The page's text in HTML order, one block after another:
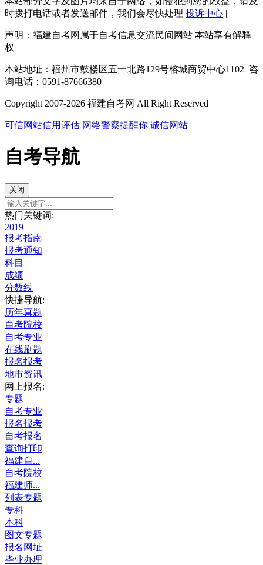
时拨打电话或者发送邮件，我们会尽快处理 投诉中心 |
声明：福建自考网属于自考信息交流民间网站 本站享有解释
权
本站地址：福州市鼓楼区五一北路129号榕城商贸中心1102 咨
询电话：0591-87666380
Copyright 2007-2026 福建自考网 All Right Reserved
可信网站信用评估 网络警察提醒你 诚信网站
自考导航
关闭
热门关键词:
2019
报考指南
报考通知
科目
成绩
分数线
快捷导航:
历年真题
自考院校
自考专业
在线刷题
报名报考
地市资讯
网上报名:
专题
自考专业
报名报考
自考报名
查询打印
福建自...
自考院校
福建师...
列表专题
专科
本科
图文专题
报名网址
毕业办理